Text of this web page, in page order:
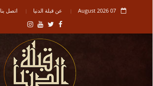
07 August 2026 عن قبلة الدنيا اتصل بنا